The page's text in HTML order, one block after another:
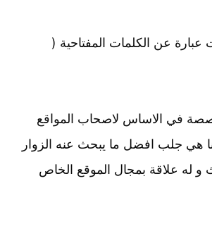
عن الكلمات المفتاحية (
في الاساس لاصحاب المواقع
هي جلب افضل ما يبحث عنه الزوار
علاقة بمجال الموقع الخاص